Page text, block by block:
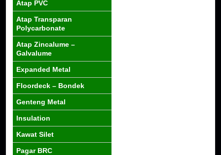
Atap PVC
Atap Transparan
Polycarbonate
Atap Zincalume –
Galvalume
Expanded Metal
Floordeck – Bondek
Genteng Metal
Insulation
Kawat Silet
Pagar BRC